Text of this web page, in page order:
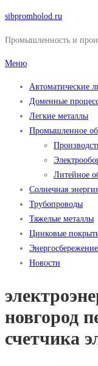
Перейти
содержимому
sibpromholod.ru
Промышленность и
Меню
Автоматические
Доменные
Легкие металлы
Промышленное
Литейное
Солнечная
Трубопроводы
Тяжелые металлы
Цинковые
Энергосбережение
Новости
новгород
счетчика